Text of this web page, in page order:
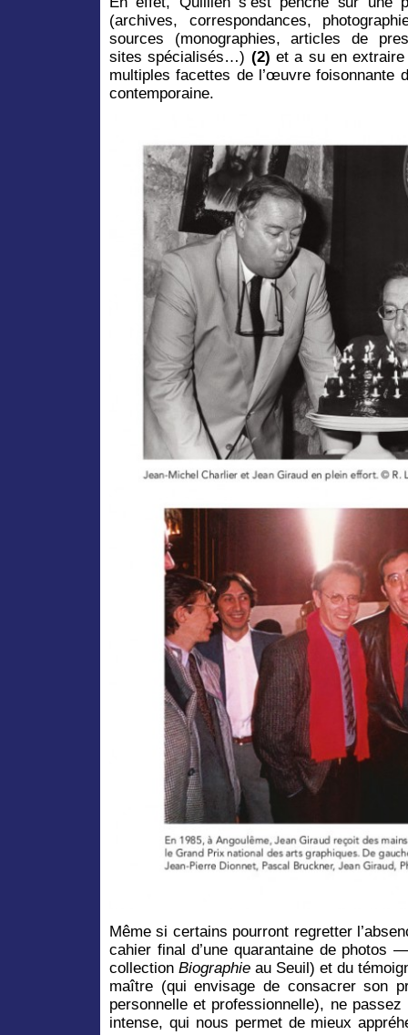
(archives, correspondances,
sources (monographies, articles de
sites spécialisés…) (2) et a su en
multiples facettes de l’œuvre foisonnante
contemporaine.
Même si certains pourront regretter
cahier final d’une quarantaine de photos
collection Biographie au Seuil) et du
maître (qui envisage de consacrer son
personnelle et professionnelle), ne
intense, qui nous permet de mieux